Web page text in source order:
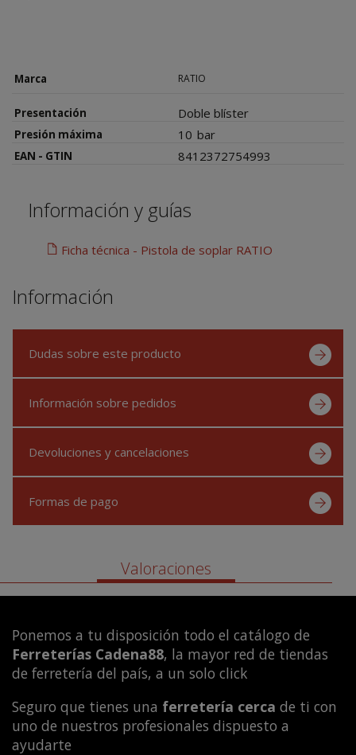
Marca RATIO
Presentación Doble blíster
Presión máxima 10 bar
EAN - GTIN 8412372754993
Información y guías
Ficha técnica - Pistola de soplar RATIO
Información
Dudas sobre este producto
Información sobre pedidos
Devoluciones y cancelaciones
Formas de pago
Valoraciones
Ponemos a tu disposición todo el catálogo de
Ferreterías Cadena88, la mayor red de tiendas
de ferretería del país, a un solo click
Seguro que tienes una ferretería cerca de ti con
uno de nuestros profesionales dispuesto a
ayudarte